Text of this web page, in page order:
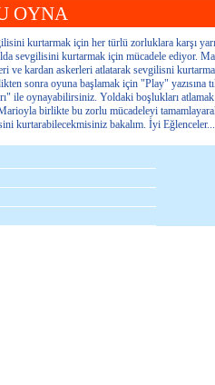
OYNA
kurtarmak için her türlü zorluklara karşı
sevgilisini kurtarmak için mücadele ediyor.
ve kardan askerleri atlatarak sevgilisni
sonra oyuna başlamak için "Play" yazısına
ile oynayabilirsiniz. Yoldaki boşlukları
birlikte bu zorlu mücadeleyi
kurtarabilecekmisiniz bakalım. İyi Eğlenceler...